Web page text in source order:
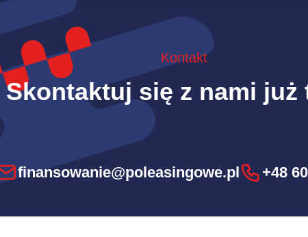
Kontakt
Skontaktuj się z nami już
finansowanie@poleasingowe.pl +48